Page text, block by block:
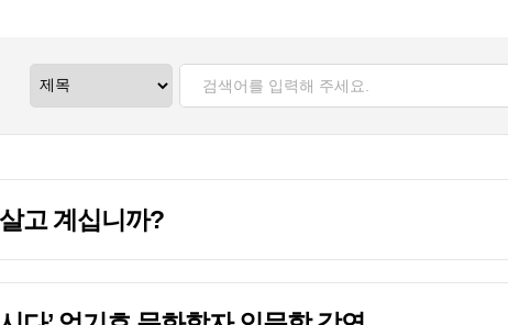
고 계십니까?